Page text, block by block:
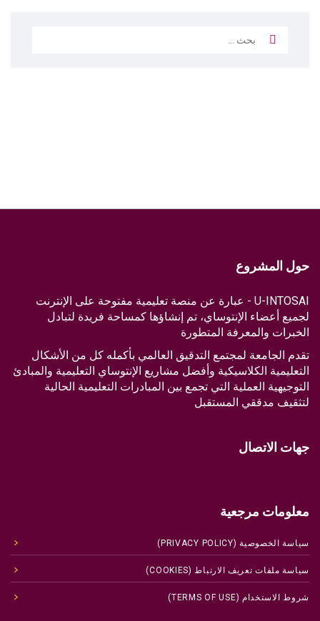
البحث
حول المشروع
U-INTOSAI - عبارة عن منصة تعليمية مفتوحة على الإنترنت
لجميع أعضاء الإنتوساي، تم إنشاؤها كمساحة فريدة لتبادل
الخبرات والمعرفة المتطورة
تقدم الجامعة لمجتمع التدقيق العالمي بأكمله كل من الأشكال
التعليمية الكلاسيكية وأفضل مشاريع الإنتوساي التعليمية والمبادئ
التوجيهية العملية التي تجمع بين المبادرات التعليمية الحالية
لتثقيف مدققي المستقبل
جهات الاتصال
معلومات مرجعية
سياسة الخصوصية (PRIVACY POLICY)
سياسة ملفات تعريف الارتباط (COOKIES)
شروط الاستخدام (TERMS OF USE)